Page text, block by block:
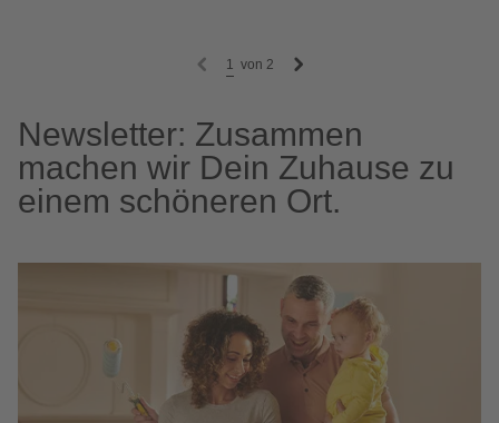
1 von 2
Newsletter: Zusammen
machen wir Dein Zuhause zu
einem schöneren Ort.